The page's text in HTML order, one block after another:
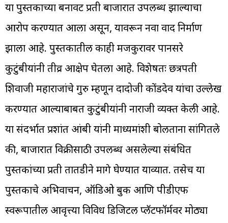
या पुस्तकाच्या बनावट प्रती बाजारात उपलब्ध झाल्याचा
आरोप करण्यात आला असून, यावरून नवा वाद निर्माण
झाला आहे. पुस्तकातील काही मजकुरावर पानसरे
कुटुंबीयांनी तीव्र आक्षेप घेतला आहे. विशेषतः छत्रपती
शिवाजी महाराजांचे गुरु म्हणून दादोजी कोंडदेव यांचा उल्लेख
करण्यात आल्याबाबत कुटुंबीयांनी नाराजी व्यक्त केली आहे.
या संदर्भात प्रशांत आंबी यांनी माध्यमांशी बोलताना सांगितले
की, बाजारात विक्रीसाठी उपलब्ध असलेल्या संबंधित
पुस्तकांच्या प्रती तातडीने मागे घेण्यात याव्यात. तसेच या
पुस्तकाचे अभिवाचन, ऑडिओ बुक आणि पीडीएफ
स्वरूपातील आवृत्त्या विविध डिजिटल प्लॅटफॉर्मवर मोठ्या